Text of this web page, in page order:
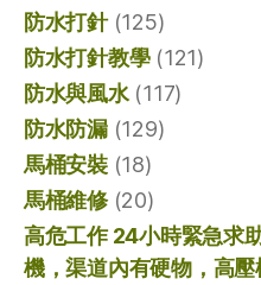
防水打針(125)
防水打針教學(121)
防水與風水(117)
防水防漏(129)
馬桶安裝(18)
馬桶維修(20)
高危工作 24小時緊急求
機，渠道內有硬物，高